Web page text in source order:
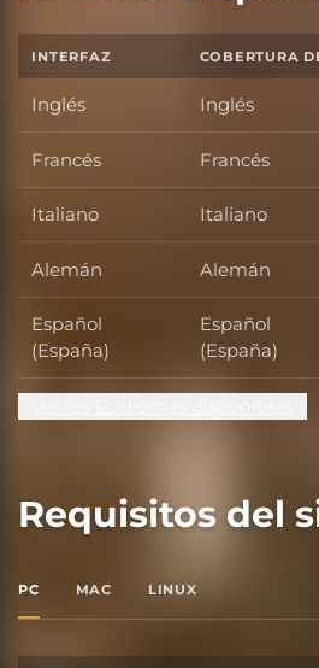
INTERFAZ
Inglés Inglés
Francés Francés
Italiano Italiano
Alemán Alemán
Español
(España)
Español
(España)
Requisitos del
PC MAC LINUX